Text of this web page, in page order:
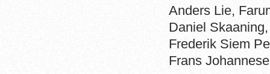
Anders Lie,
Daniel
Frederik Siem
Frans